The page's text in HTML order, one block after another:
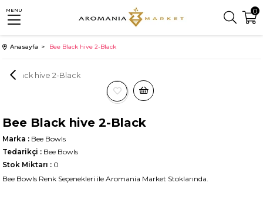
MENU 0
Anasayfa Bee Black hive 2-Black
Bee Black hive 2-Black
Marka : Bee Bowls
Tedarikçi : Bee Bowls
Stok Miktarı : 0
Bee Bowls Renk Seçenekleri ile Aromania Market Stoklarında.